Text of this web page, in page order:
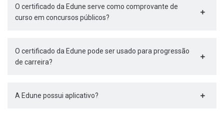
O certificado da Edune serve como comprovante de
curso em concursos públicos?
O certificado da Edune pode ser usado para progressão
de carreira?
A Edune possui aplicativo?